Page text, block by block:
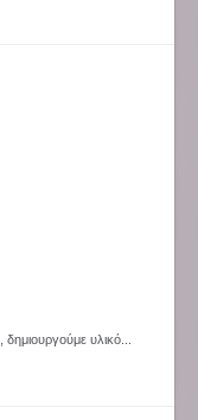
υλικό...